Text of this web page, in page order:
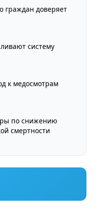
граждан доверяет
систему
к медосмотрам
по снижению
смертности